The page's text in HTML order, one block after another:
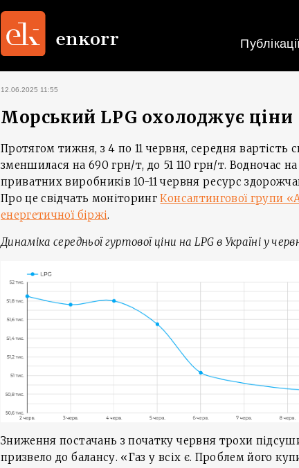
12.06.2025 11:55
Морський LPG охолоджує ціни
Протягом тижня, з 4 по 11 червня, середня вартість
зменшилася на 690 грн/т, до 51 110 грн/т. Водночас на
приватних виробників 10-11 червня ресурс
Про це свідчать моніторингКонсалтингової групи
енергетичної біржі.
Динаміка середньої гуртової ціни на LPG в Україні у
Зниження постачань з початку червня трохи
призвело до балансу. «Газ у всіх є. Проблем його